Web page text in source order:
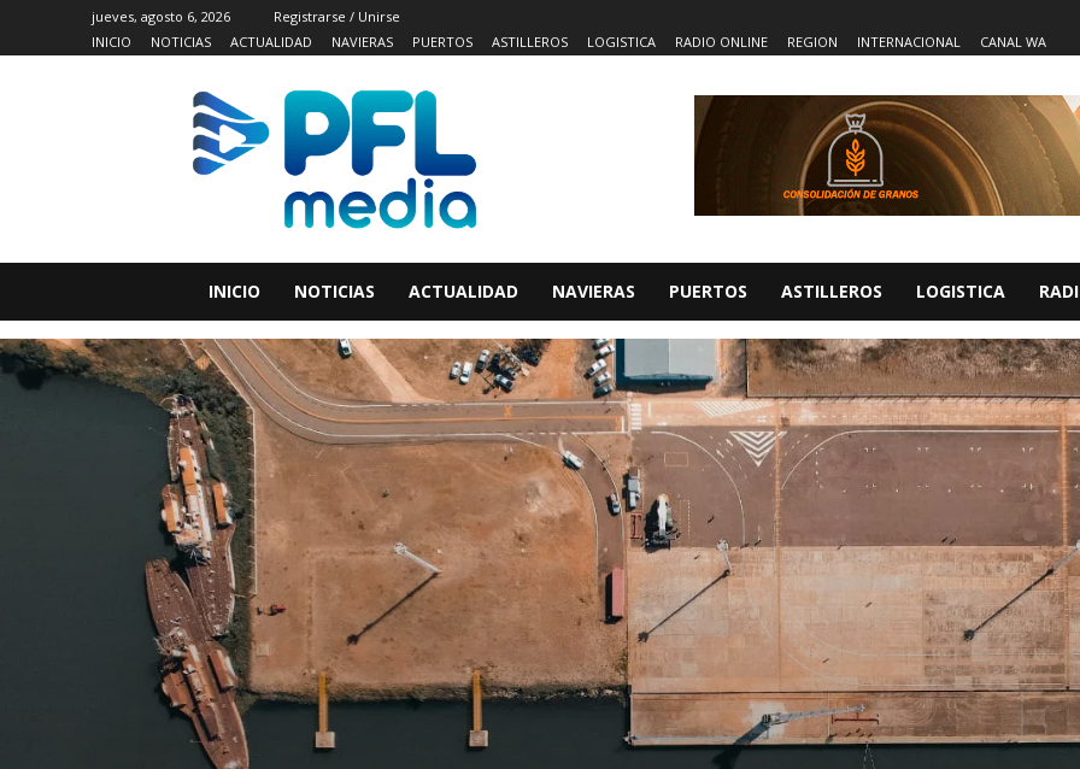
jueves, agosto 6, 2026
Registrarse / Unirse
INICIO
NOTICIAS ACTUALIDAD NAVIERAS PUERTOS ASTILLEROS LOGISTICA RADIO ONLINE REGION INTERNACIONAL CANAL WA
INICIO NOTICIAS ACTUALIDAD NAVIERAS PUERTOS ASTILLEROS LOGISTICA